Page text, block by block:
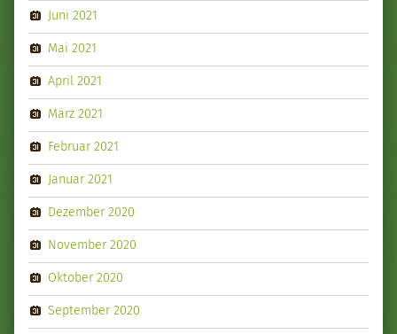
Juni 2021
Mai 2021
April 2021
März 2021
Februar 2021
Januar 2021
Dezember 2020
November 2020
Oktober 2020
September 2020